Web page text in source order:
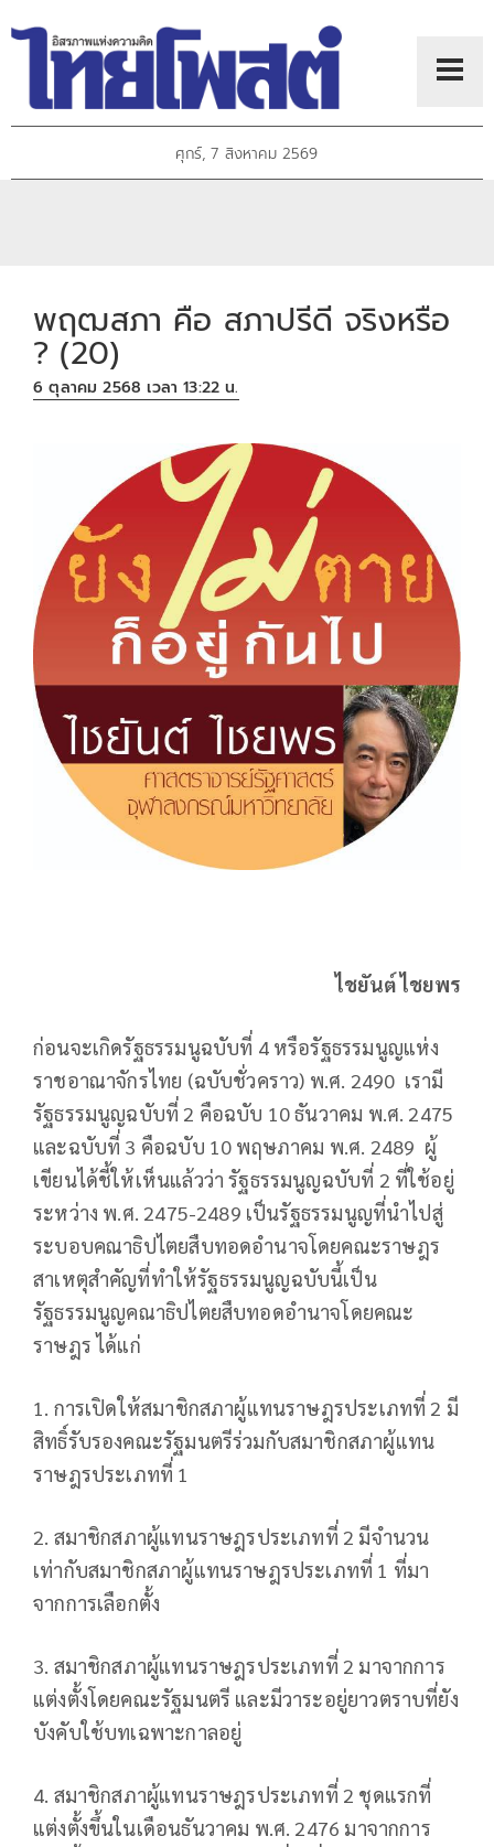
ศุกร์, 7 สิงหาคม 2569
พฤฒสภา คือ สภาปรีดี จริงหรือ
? (20)
6 ตุลาคม 2568 เวลา 13:22 น.
ไชยันต์ ไชยพร
ก่อนจะเกิดรัฐธรรมนูฉบับที่ 4 หรือรัฐธรรมนูญแห่ง
ราชอาณาจักรไทย (ฉบับชั่วคราว) พ.ศ. 2490 เรามี
รัฐธรรมนูญฉบับที่ 2 คือฉบับ 10 ธันวาคม พ.ศ. 2475
และฉบับที่ 3 คือฉบับ 10 พฤษภาคม พ.ศ. 2489 ผู้
เขียนได้ชี้ให้เห็นแล้วว่า รัฐธรรมนูญฉบับที่ 2 ที่ใช้อยู่
ระหว่าง พ.ศ. 2475-2489 เป็นรัฐธรรมนูญที่นำไปสู่
ระบอบคณาธิปไตยสืบทอดอำนาจโดยคณะราษฎร
สาเหตุสำคัญที่ทำให้รัฐธรรมนูญฉบับนี้เป็น
รัฐธรรมนูญคณาธิปไตยสืบทอดอำนาจโดยคณะ
ราษฎร ได้แก่
1. การเปิดให้สมาชิกสภาผู้แทนราษฎรประเภทที่ 2 มี
สิทธิ์รับรองคณะรัฐมนตรีร่วมกับสมาชิกสภาผู้แทน
ราษฎรประเภทที่ 1
2. สมาชิกสภาผู้แทนราษฎรประเภทที่ 2 มีจำนวน
เท่ากับสมาชิกสภาผู้แทนราษฎรประเภทที่ 1 ที่มา
จากการเลือกตั้ง
3. สมาชิกสภาผู้แทนราษฎรประเภทที่ 2 มาจากการ
แต่งตั้งโดยคณะรัฐมนตรี และมีวาระอยู่ยาวตราบที่ยัง
บังคับใช้บทเฉพาะกาลอยู่
4. สมาชิกสภาผู้แทนราษฎรประเภทที่ 2 ชุดแรกที่
แต่งตั้งขึ้นในเดือนธันวาคม พ.ศ. 2476 มาจากการ